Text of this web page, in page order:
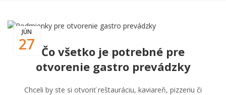
27
JÚN
Čo všetko je potrebné pre
otvorenie gastro prevádzky
Chceli by ste si otvoriť reštauráciu, kaviareň, pizzeriu či